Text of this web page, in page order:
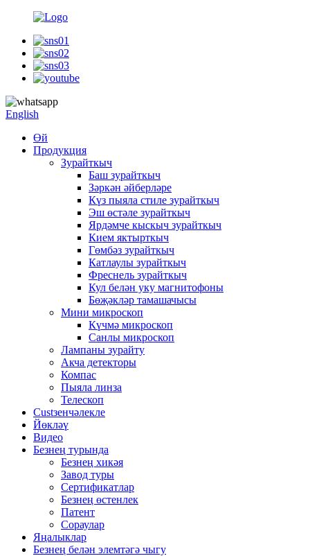
English
Өй
Продукция
Зурайткыч
Баш зурайткыч
Зәркән әйберләре
Күз пыяла стиле зурайткыч
Эш өстәле зурайткыч
Ярдәмче кыскыч зурайткыч
Кием яктырткыч
Гөмбәз зурайткыч
Катлаулы зурайткыч
Фреснель зурайткыч
Кул белән уку магнитофоны
Бөҗәкләр тамашачысы
Мини микроскоп
Күчмә микроскоп
Санлы микроскоп
Лампаны зурайту
Акча детекторы
Компас
Пыяла линза
Телескоп
Custзенчәлекле
Йөкләү
Видео
Безнең турында
Безнең хикәя
Завод туры
Сертификатлар
Безнең өстенлек
Патент
Сораулар
Яңалыклар
Безнең белән элемтәгә чыгу